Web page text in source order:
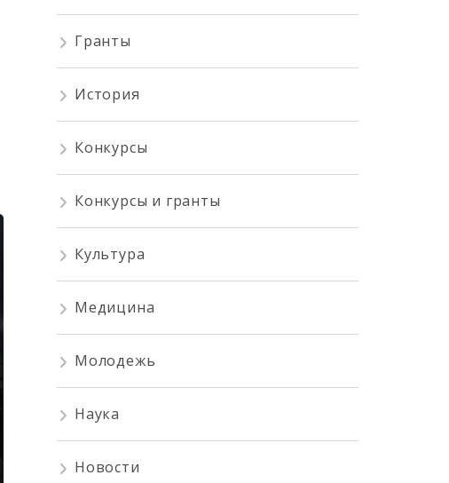
Гранты
История
Конкурсы
Конкурсы и гранты
Культура
Медицина
Молодежь
Наука
Новости